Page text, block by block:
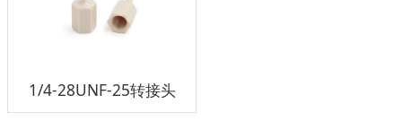
1/4-28UNF-25转接头